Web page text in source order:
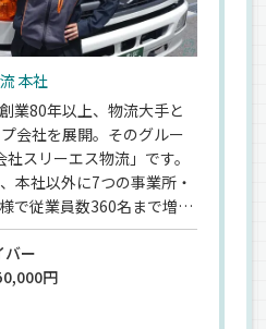
本社
業80年以上、物流大手と
会社を展開。そのグルー
スリーエス物流」です。
本社以外に7つの事業所・
で従業員数360名まで増
した。エスライングルー
があるからこそ、将来を
す◎社員の事を1番に考え
相談できる先輩…気兼ねな
バー
円